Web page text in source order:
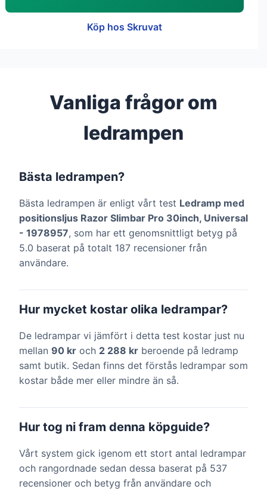
Köp hos Skruvat
Vanliga frågor om
ledrampen
Bästa ledrampen?
Bästa ledrampen är enligt vårt test Ledramp med
positionsljus Razor Slimbar Pro 30inch, Universal
- 1978957, som har ett genomsnittligt betyg på
5.0 baserat på totalt 187 recensioner från
användare.
Hur mycket kostar olika ledrampar?
De ledrampar vi jämfört i detta test kostar just nu
mellan 90 kr och 2 288 kr beroende på ledramp
samt butik. Sedan finns det förstås ledrampar som
kostar både mer eller mindre än så.
Hur tog ni fram denna köpguide?
Vårt system gick igenom ett stort antal ledrampar
och rangordnade sedan dessa baserat på 537
recensioner och betyg från användare och